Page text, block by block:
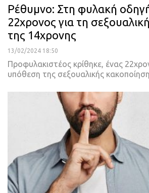
Ρέθυμνο: Στη φυλακή
22χρονος για τη
της 14χρονης
13/02/2024 18:50
Προφυλακιστέος κρίθηκε, ένας
υπόθεση της σεξουαλικής